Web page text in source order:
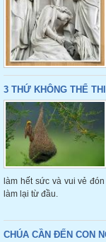
3 THỨ KHÔNG THỂ
làm hết sức và vui vẻ
làm lại từ đầu.
CHÚA CẦN ĐẾN CON